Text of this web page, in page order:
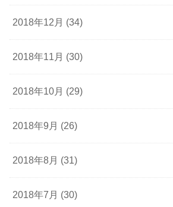
2018年12月 (34)
2018年11月 (30)
2018年10月 (29)
2018年9月 (26)
2018年8月 (31)
2018年7月 (30)